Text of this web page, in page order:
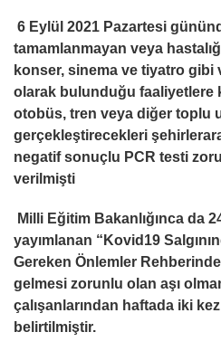
6 Eylül 2021 Pazartesi
tamamlanmayan veya
konser, sinema ve tiyatro gibi
olarak bulunduğu faaliyetlere
otobüs, tren veya diğer toplu
gerçekleştirecekleri
negatif sonuçlu PCR testi
verilmişti
Milli Eğitim Bakanlığınca da
yayımlanan “Kovid­19
Gereken Önlemler
gelmesi zorunlu olan aşı
çalışanlarından haftada iki
belirtilmiştir.